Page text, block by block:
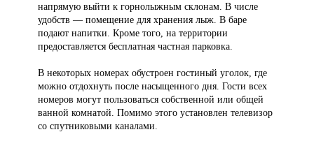
напрямую выйти к горнолыжным склонам. В числе
удобств — помещение для хранения лыж. В баре
подают напитки. Кроме того, на территории
предоставляется бесплатная частная парковка.
В некоторых номерах обустроен гостиный уголок, где
можно отдохнуть после насыщенного дня. Гости всех
номеров могут пользоваться собственной или общей
ванной комнатой. Помимо этого установлен телевизор
со спутниковыми каналами.